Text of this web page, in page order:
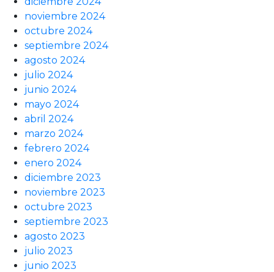
noviembre 2024
octubre 2024
septiembre 2024
agosto 2024
julio 2024
junio 2024
mayo 2024
abril 2024
marzo 2024
febrero 2024
enero 2024
diciembre 2023
noviembre 2023
octubre 2023
septiembre 2023
agosto 2023
julio 2023
junio 2023